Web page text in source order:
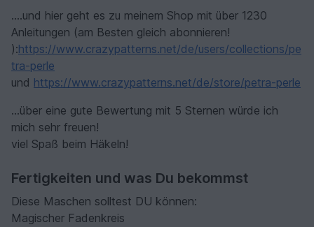
....und hier geht es zu meinem Shop mit über 1230
Anleitungen (am Besten gleich abonnieren!
):https://www.crazypatterns.net/de/users/collections/pe
tra-perle
und https://www.crazypatterns.net/de/store/petra-perle
...über eine gute Bewertung mit 5 Sternen würde ich
mich sehr freuen!
viel Spaß beim Häkeln!
Fertigkeiten und was Du bekommst
Diese Maschen solltest DU können:
Magischer Fadenkreis